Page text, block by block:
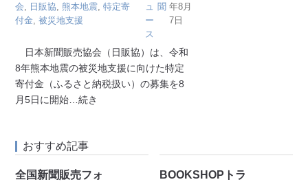
会, 日販協, 熊本地震,特定寄
付金,被災地支援
ュ
ー
ス
聞 年8月
7日
日本新聞販売協会（日販協）は、令和
8年熊本地震の被災地支援に向けた特定
寄付金（ふるさと納税扱い）の募集を8
月5日に開始 …続き
おすすめ記事
全国新聞販売フォ
BOOKSHOPトラ